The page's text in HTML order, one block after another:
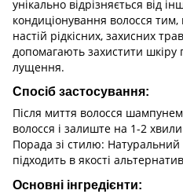
унікально відрізняється від
кондиціонування волосся
настій рідкісних, захисних
допомагають захистити шкіру
лущення.
Спосіб застосування:
Після миття волосся
волосся і залиште на 1-2
Порада зі стилю:
підходить в якості
Основні інгредієнти: